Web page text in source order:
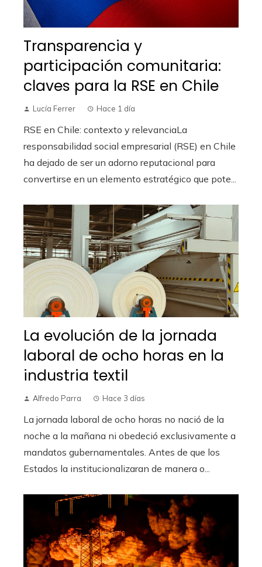
Transparencia y
participación comunitaria:
claves para la RSE en Chile
Lucía Ferrer Hace 1 día
RSE en Chile: contexto y relevanciaLa
responsabilidad social empresarial (RSE) en Chile
ha dejado de ser un adorno reputacional para
convertirse en un elemento estratégico que pote...
La evolución de la jornada
laboral de ocho horas en la
industria textil
Alfredo Parra Hace 3 días
La jornada laboral de ocho horas no nació de la
noche a la mañana ni obedeció exclusivamente a
mandatos gubernamentales. Antes de que los
Estados la institucionalizaran de manera o...